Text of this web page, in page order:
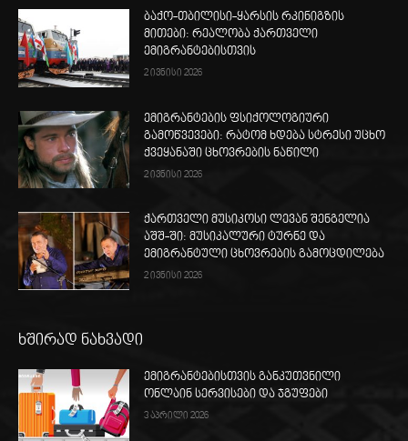
ბაქო-თბილისი-ყარსის რკინიგზის
მითები: რეალობა ქართველი
ემიგრანტებისთვის
2 ივნისი 2026
ემიგრანტების ფსიქოლოგიური
გამოწვევები: რატომ ხდება სტრესი უცხო
ქვეყანაში ცხოვრების ნაწილი
2 ივნისი 2026
ქართველი მუსიკოსი ლევან შენგელია
აშშ-ში: მუსიკალური ტურნე და
ემიგრანტული ცხოვრების გამოცდილება
2 ივნისი 2026
ხშირად ნახვადი
ემიგრანტებისთვის განკუთვნილი
ონლაინ სერვისები და ჯგუფები
3 აპრილი 2026